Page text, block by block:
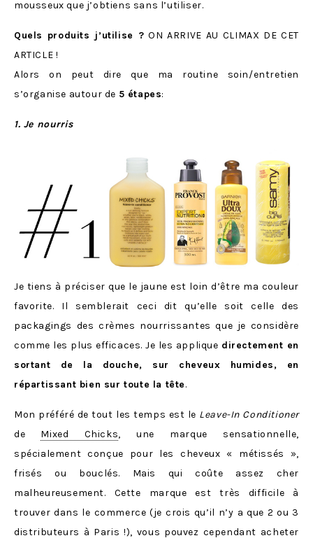
mousseux que j’obtiens sans l’utiliser.
Quels produits j’utilise ? ON ARRIVE AU CLIMAX DE CET
ARTICLE !
Alors on peut dire que ma routine soin/entretien
s’organise autour de 5 étapes:
1. Je nourris
Je tiens à préciser que le jaune est loin d’être ma couleur
favorite. Il semblerait ceci dit qu’elle soit celle des
packagings des crèmes nourrissantes que je considère
comme les plus efficaces. Je les applique directement en
sortant de la douche, sur cheveux humides, en
répartissant bien sur toute la tête.
Mon préféré de tout les temps est le Leave-In Conditioner
de Mixed Chicks, une marque sensationnelle,
spécialement conçue pour les cheveux « métissés »,
frisés ou bouclés. Mais qui coûte assez cher
malheureusement. Cette marque est très difficile à
trouver dans le commerce (je crois qu’il n’y a que 2 ou 3
distributeurs à Paris !), vous pouvez cependant acheter